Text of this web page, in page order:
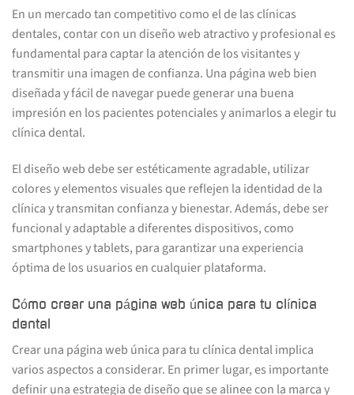
En un mercado tan competitivo como el de las clínicas
dentales, contar con un diseño web atractivo y profesional es
fundamental para captar la atención de los visitantes y
transmitir una imagen de confianza. Una página web bien
diseñada y fácil de navegar puede generar una buena
impresión en los pacientes potenciales y animarlos a elegir tu
clínica dental.
El diseño web debe ser estéticamente agradable, utilizar
colores y elementos visuales que reflejen la identidad de la
clínica y transmitan confianza y bienestar. Además, debe ser
funcional y adaptable a diferentes dispositivos, como
smartphones y tablets, para garantizar una experiencia
óptima de los usuarios en cualquier plataforma.
Cómo crear una página web única para tu clínica
dental
Crear una página web única para tu clínica dental implica
varios aspectos a considerar. En primer lugar, es importante
definir una estrategia de diseño que se alinee con la marca y